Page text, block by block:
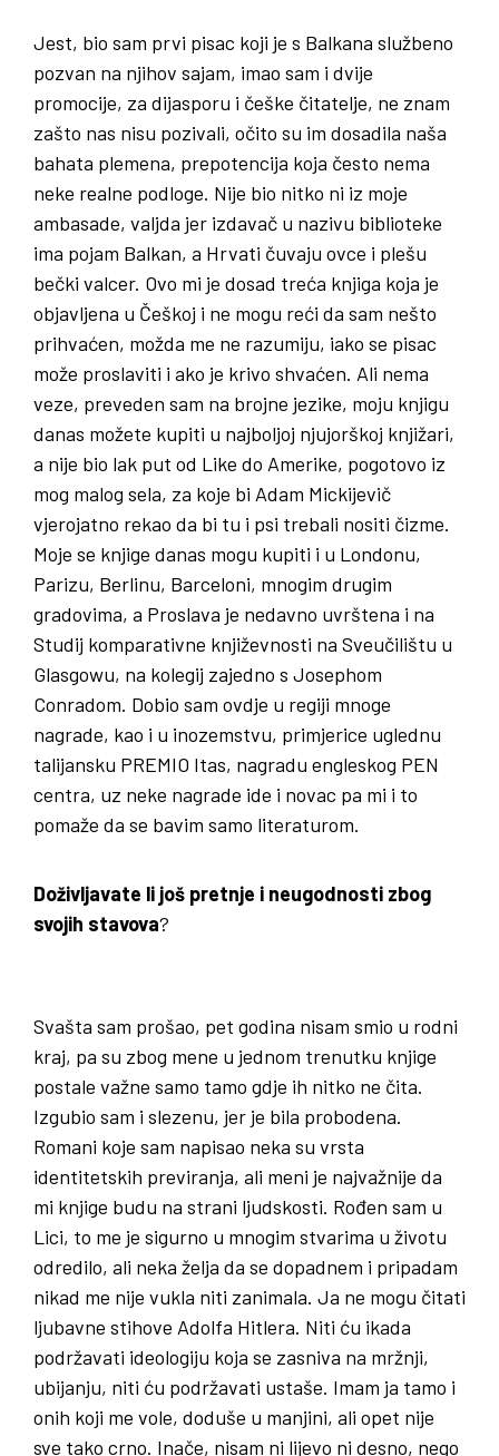
Jest, bio sam prvi pisac koji je s Balkana službeno
pozvan na njihov sajam, imao sam i dvije
promocije, za dijasporu i češke čitatelje, ne znam
zašto nas nisu pozivali, očito su im dosadila naša
bahata plemena, prepotencija koja često nema
neke realne podloge. Nije bio nitko ni iz moje
ambasade, valjda jer izdavač u nazivu biblioteke
ima pojam Balkan, a Hrvati čuvaju ovce i plešu
bečki valcer. Ovo mi je dosad treća knjiga koja je
objavljena u Češkoj i ne mogu reći da sam nešto
prihvaćen, možda me ne razumiju, iako se pisac
može proslaviti i ako je krivo shvaćen. Ali nema
veze, preveden sam na brojne jezike, moju knjigu
danas možete kupiti u najboljoj njujorškoj knjižari,
a nije bio lak put od Like do Amerike, pogotovo iz
mog malog sela, za koje bi Adam Mickijevič
vjerojatno rekao da bi tu i psi trebali nositi čizme.
Moje se knjige danas mogu kupiti i u Londonu,
Parizu, Berlinu, Barceloni, mnogim drugim
gradovima, a Proslava je nedavno uvrštena i na
Studij komparativne književnosti na Sveučilištu u
Glasgowu, na kolegij zajedno s Josephom
Conradom. Dobio sam ovdje u regiji mnoge
nagrade, kao i u inozemstvu, primjerice uglednu
talijansku PREMIO Itas, nagradu engleskog PEN
centra, uz neke nagrade ide i novac pa mi i to
pomaže da se bavim samo literaturom.
Doživljavate li još pretnje i neugodnosti zbog
svojih stavova?
Svašta sam prošao, pet godina nisam smio u rodni
kraj, pa su zbog mene u jednom trenutku knjige
postale važne samo tamo gdje ih nitko ne čita.
Izgubio sam i slezenu, jer je bila probodena.
Romani koje sam napisao neka su vrsta
identitetskih previranja, ali meni je najvažnije da
mi knjige budu na strani ljudskosti. Rođen sam u
Lici, to me je sigurno u mnogim stvarima u životu
odredilo, ali neka želja da se dopadnem i pripadam
nikad me nije vukla niti zanimala. Ja ne mogu čitati
ljubavne stihove Adolfa Hitlera. Niti ću ikada
podržavati ideologiju koja se zasniva na mržnji,
ubijanju, niti ću podržavati ustaše. Imam ja tamo i
onih koji me vole, doduše u manjini, ali opet nije
sve tako crno. Inače, nisam ni lijevo ni desno, nego